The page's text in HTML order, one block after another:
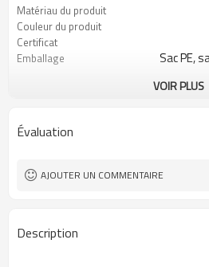
Matériau du produit
Couleur du produit
Certificat
Emballage
Sac PE,
Logo
Peut
Usage
VOIR PLUS
Évaluation
AJOUTER UN COMMENTAIRE
Description